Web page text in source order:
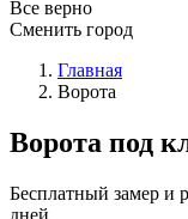
Все верно
Сменить город
Главная
Ворота
Ворота под
Бесплатный замер и
дней